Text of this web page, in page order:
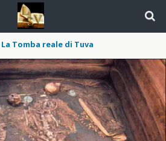
Tomba reale di Tuva